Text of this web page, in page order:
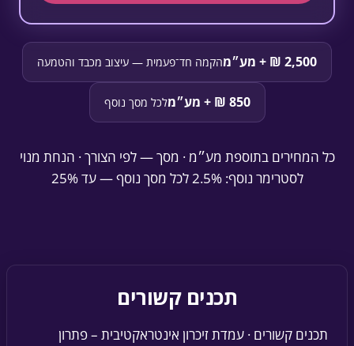
הקמה חד־פעמית — עיצוב מכבד והטמעה
‏850 ₪ + מע״מ לכל מסך נוסף
כל המחירים בתוספת מע״מ · מסך — לפי הצורך · הנחת מנוי
לסטרימר נוסף: ‎2.5% לכל מסך נוסף — עד 25%
תכנים קשורים
תכנים קשורים · עמדת זיכרון אינטראקטיבית – פתרון